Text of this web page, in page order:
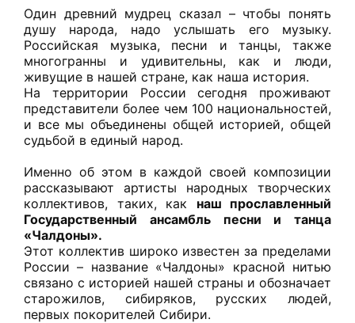
Один древний мудрец сказал – чтобы понять
душу народа, надо услышать его музыку.
Российская музыка, песни и танцы, также
многогранны и удивительны, как и люди,
живущие в нашей стране, как наша история.
На территории России сегодня проживают
представители более чем 100 национальностей,
и все мы объединены общей историей, общей
судьбой в единый народ.
Именно об этом в каждой своей композиции
рассказывают артисты народных творческих
коллективов, таких, как наш прославленный
Государственный ансамбль песни и танца
«Чалдоны».
Этот коллектив широко известен за пределами
России – название «Чалдоны» красной нитью
связано с историей нашей страны и обозначает
старожилов, сибиряков, русских людей,
первых покорителей Сибири.